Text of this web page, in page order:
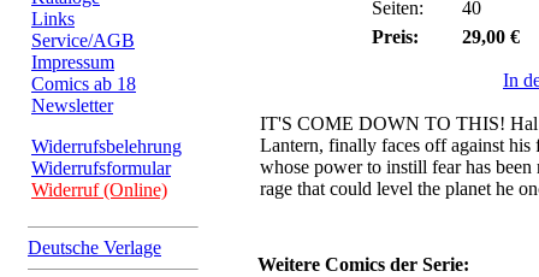
Links
Service/AGB
Impressum
Comics ab 18
Newsletter
Widerrufsbelehrung
Widerrufsformular
Widerruf (Online)
Deutsche Verlage
Seiten:
40
Preis:
29,00 €
In
IT'S COME DOWN TO THIS! Hal
Lantern, finally faces off against his
whose power to instill fear has
rage that could level the planet he
Weitere Comics der Serie: